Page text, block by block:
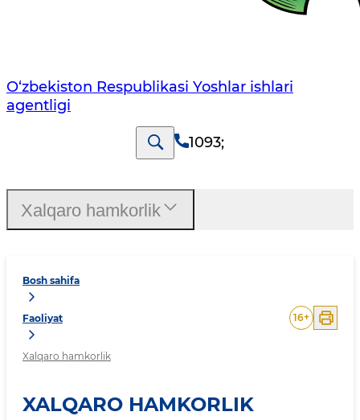
O‘zbеkistоn Rеspublikаsi Yoshlar ishlari
agentligi
1093;
Bosh sahifa
Faoliyat
Xalqaro hamkorlik
16+
XALQARO HAMKORLIK
Xalqaro hamkorlik